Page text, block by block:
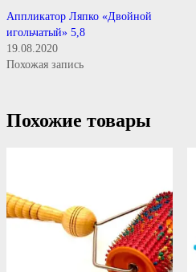
Аппликатор Ляпко «Двойной
игольчатый» 5,8
19.08.2020
Похожая запись
Похожие товары